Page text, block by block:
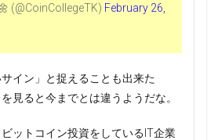
(@CoinCollegeTK) February 26,
イン」と捉えることも出来た
見ると今までとは違うようだな。
ットコイン投資をしているIT企業